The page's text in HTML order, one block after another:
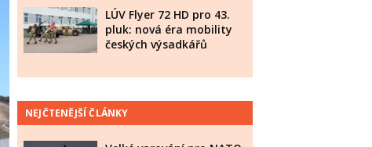
LÚV Flyer 72 HD pro 43.
pluk: nová éra mobility
českých výsadkářů
NEJČTENĚJŠÍ ČLÁNKY